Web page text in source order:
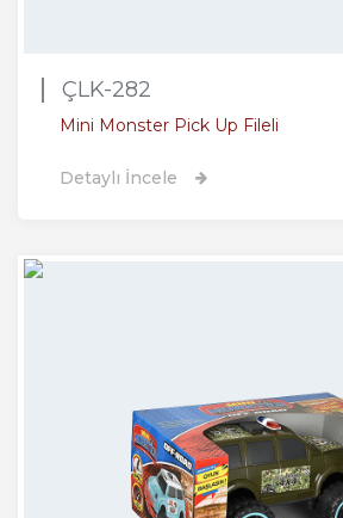
ÇLK-282
Mini Monster Pick Up Fileli
Detaylı İncele